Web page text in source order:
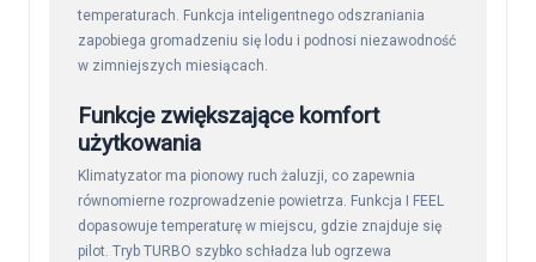
temperaturach. Funkcja inteligentnego odszraniania
zapobiega gromadzeniu się lodu i podnosi niezawodność
w zimniejszych miesiącach.
Funkcje zwiększające komfort
użytkowania
Klimatyzator ma pionowy ruch żaluzji, co zapewnia
równomierne rozprowadzenie powietrza. Funkcja I FEEL
dopasowuje temperaturę w miejscu, gdzie znajduje się
pilot. Tryb TURBO szybko schładza lub ogrzewa